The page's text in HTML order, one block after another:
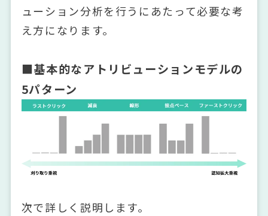
ューション分析を行うにあたって必要な考
え方になります。
■基本的なアトリビューションモデルの
5パターン
次で詳しく説明します。